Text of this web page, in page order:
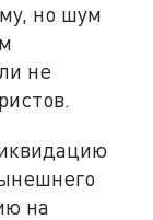
но шум
не
на